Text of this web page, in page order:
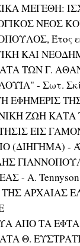
ΜΕΓΕΘΗ:
ΝΕΟΣ
Έτος
ΚΑΙ
ΤΩΝ Γ.
- Σωτ.
ΕΦΗΜΕΡΙΣ
ΖΩΗ ΚΑΤΑ
ΕΙΣ
(ΔΙΗΓΗΜΑ) -
- A. Tennyson
ΤΗΣ ΑΡΧΑΙΑΣ
ΑΠΟ ΤΑ
Θ.